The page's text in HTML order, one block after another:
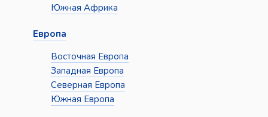
Южная Африка
Европа
Восточная Европа
Западная Европа
Северная Европа
Южная Европа